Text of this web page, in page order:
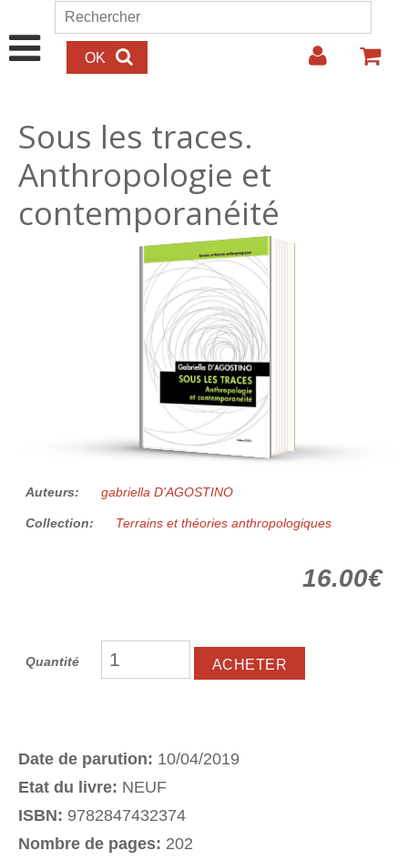
Aller au contenu principal
Formulaire de recherche
Rechercher
Sous les traces.
Anthropologie et
contemporanéité
16.00€
Auteurs: gabriella D'AGOSTINO
Collection: Terrains et théories anthropologiques
16.00€
Quantité
Date de parution: 10/04/2019
Etat du livre: NEUF
ISBN: 9782847432374
Nombre de pages: 202